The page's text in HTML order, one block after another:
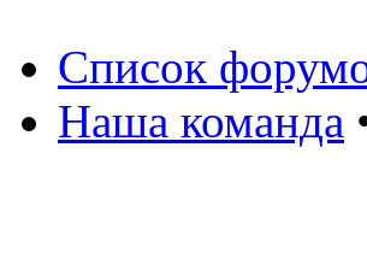
Список
Наша команда